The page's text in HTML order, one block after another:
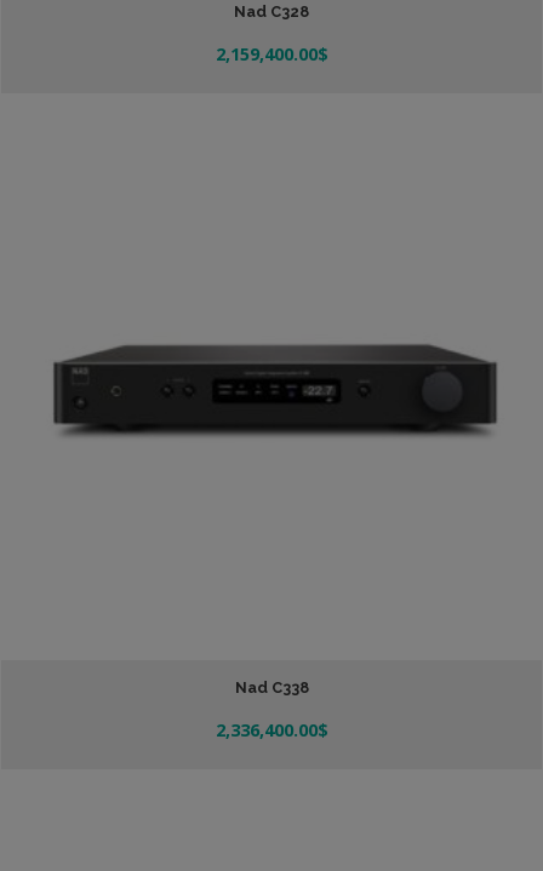
Nad C328
2,159,400.00$
Añadir Al Carrito
Nad C338
2,336,400.00$
Añadir Al Carrito